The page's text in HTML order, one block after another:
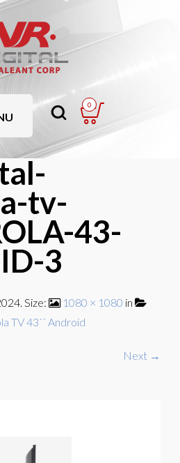
0
tv-
43-
3
. Size: 1080 × 1080 in
TV 43´´ Android
Next →